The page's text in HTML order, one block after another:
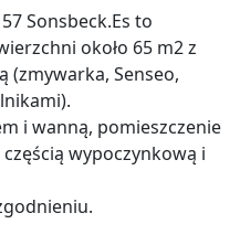
Sonsbeck.Es to
około 65 m2 z
(zmywarka, Senseo,
i wanną, pomieszczenie
wypoczynkową i